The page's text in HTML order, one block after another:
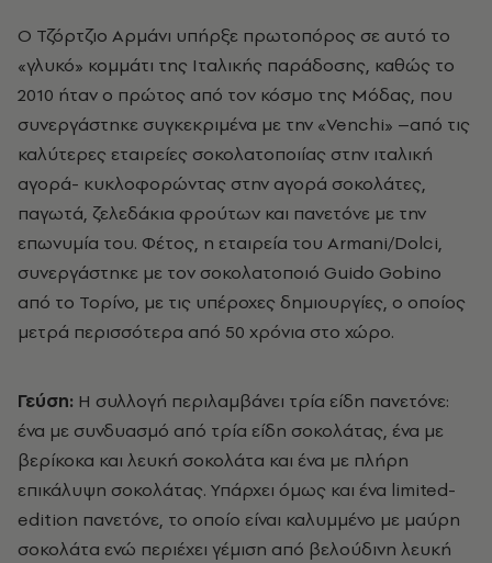
Ο Τζόρτζιο Αρμάνι υπήρξε πρωτοπόρος σε αυτό το
«γλυκό» κομμάτι της Ιταλικής παράδοσης, καθώς το
2010 ήταν ο πρώτος από τον κόσμο της Μόδας, που
συνεργάστηκε συγκεκριμένα με την «Venchi» –από τις
καλύτερες εταιρείες σοκολατοποιίας στην ιταλική
αγορά- κυκλοφορώντας στην αγορά σοκολάτες,
παγωτά, ζελεδάκια φρούτων και πανετόνε με την
επωνυμία του. Φέτος, η εταιρεία του Armani/Dolci,
συνεργάστηκε με τον σοκολατοποιό Guido Gobino
από το Τορίνο, με τις υπέροχες δημιουργίες, ο οποίος
μετρά περισσότερα από 50 χρόνια στο χώρο.
Γεύση: Η συλλογή περιλαμβάνει τρία είδη πανετόνε:
ένα με συνδυασμό από τρία είδη σοκολάτας, ένα με
βερίκοκα και λευκή σοκολάτα και ένα με πλήρη
επικάλυψη σοκολάτας. Υπάρχει όμως και ένα limited-
edition πανετόνε, το οποίο είναι καλυμμένο με μαύρη
σοκολάτα ενώ περιέχει γέμιση από βελούδινη λευκή